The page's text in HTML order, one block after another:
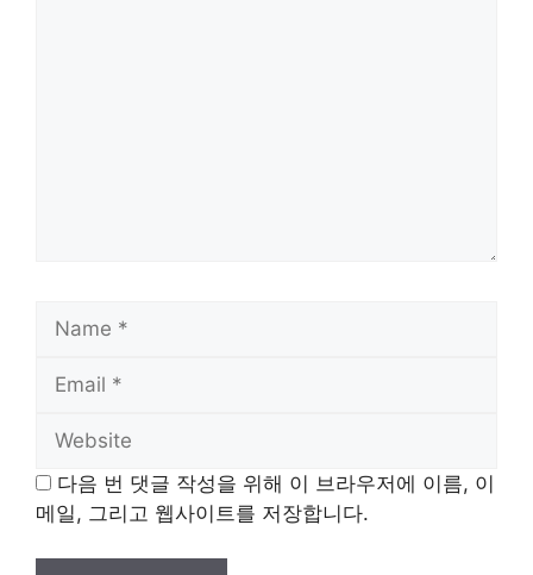
다음 번 댓글 작성을 위해 이 브라우저에 이름, 이
메일, 그리고 웹사이트를 저장합니다.